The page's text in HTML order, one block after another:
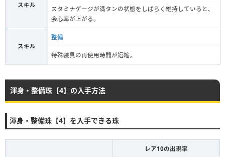
スキル
スタミナゲージが満タンの状態をしばらく維持していると、
会心率が上がる。
スキル
整備
特殊装具の再使用時間が短縮。
渾身・整備珠【4】の入手方法
渾身・整備珠【4】を入手できる珠
レア10の出現率